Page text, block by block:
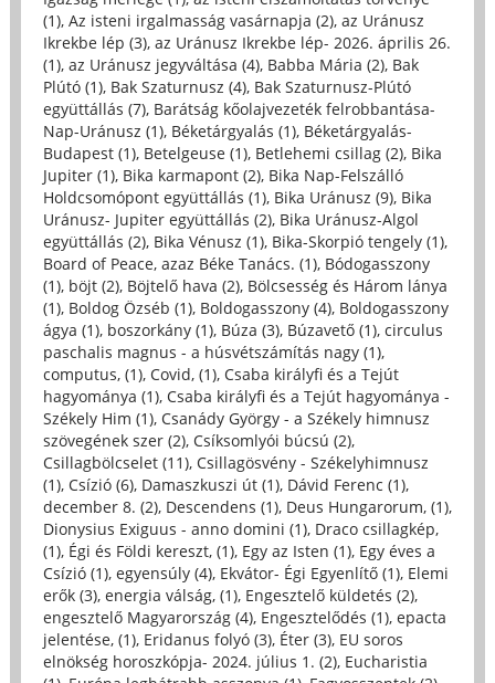
(1), Az isteni irgalmasság vasárnapja (2), az Uránusz
Ikrekbe lép (3), az Uránusz Ikrekbe lép- 2026. április 26.
(1), az Uránusz jegyváltása (4), Babba Mária (2), Bak
Plútó (1), Bak Szaturnusz (4), Bak Szaturnusz-Plútó
együttállás (7), Barátság kőolajvezeték felrobbantása-
Nap-Uránusz (1), Béketárgyalás (1), Béketárgyalás-
Budapest (1), Betelgeuse (1), Betlehemi csillag (2), Bika
Jupiter (1), Bika karmapont (2), Bika Nap-Felszálló
Holdcsomópont együttállás (1), Bika Uránusz (9), Bika
Uránusz- Jupiter együttállás (2), Bika Uránusz-Algol
együttállás (2), Bika Vénusz (1), Bika-Skorpió tengely (1),
Board of Peace, azaz Béke Tanács. (1), Bódogasszony
(1), böjt (2), Böjtelő hava (2), Bölcsesség és Három lánya
(1), Boldog Özséb (1), Boldogasszony (4), Boldogasszony
ágya (1), boszorkány (1), Búza (3), Búzavető (1), circulus
paschalis magnus - a húsvétszámítás nagy (1),
computus, (1), Covid, (1), Csaba királyfi és a Tejút
hagyománya (1), Csaba királyfi és a Tejút hagyománya -
Székely Him (1), Csanády György - a Székely himnusz
szövegének szer (2), Csíksomlyói búcsú (2),
Csillagbölcselet (11), Csillagösvény - Székelyhimnusz
(1), Csízió (6), Damaszkuszi út (1), Dávid Ferenc (1),
december 8. (2), Descendens (1), Deus Hungarorum, (1),
Dionysius Exiguus - anno domini (1), Draco csillagkép,
(1), Égi és Földi kereszt, (1), Egy az Isten (1), Egy éves a
Csízió (1), egyensúly (4), Ekvátor- Égi Egyenlítő (1), Elemi
erők (3), energia válság, (1), Engesztelő küldetés (2),
engesztelő Magyarország (4), Engesztelődés (1), epacta
jelentése, (1), Eridanus folyó (3), Éter (3), EU soros
elnökség horoszkópja- 2024. július 1. (2), Eucharistia